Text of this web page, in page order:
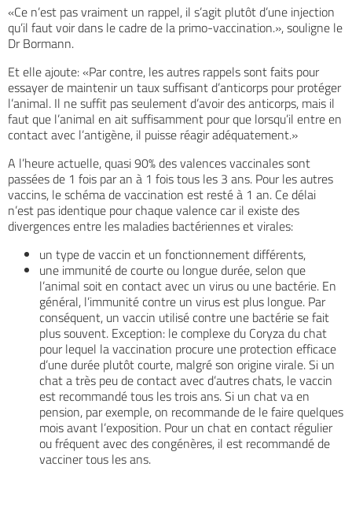
«Ce n’est pas vraiment un rappel, il s’agit plutôt d’une injection
qu’il faut voir dans le cadre de la primo-vaccination.», souligne le
Dr Bormann.
Et elle ajoute: «Par contre, les autres rappels sont faits pour
essayer de maintenir un taux suffisant d’anticorps pour protéger
l’animal. Il ne suffit pas seulement d’avoir des anticorps, mais il
faut que l’animal en ait suffisamment pour que lorsqu’il entre en
contact avec l’antigène, il puisse réagir adéquatement.»
A l’heure actuelle, quasi 90% des valences vaccinales sont
passées de 1 fois par an à 1 fois tous les 3 ans. Pour les autres
vaccins, le schéma de vaccination est resté à 1 an. Ce délai
n’est pas identique pour chaque valence car il existe des
divergences entre les maladies bactériennes et virales:
un type de vaccin et un fonctionnement différents,
une immunité de courte ou longue durée, selon que
l’animal soit en contact avec un virus ou une bactérie. En
général, l’immunité contre un virus est plus longue. Par
conséquent, un vaccin utilisé contre une bactérie se fait
plus souvent. Exception: le complexe du Coryza du chat
pour lequel la vaccination procure une protection efficace
d’une durée plutôt courte, malgré son origine virale. Si un
chat a très peu de contact avec d’autres chats, le vaccin
est recommandé tous les trois ans. Si un chat va en
pension, par exemple, on recommande de le faire quelques
mois avant l’exposition. Pour un chat en contact régulier
ou fréquent avec des congénères, il est recommandé de
vacciner tous les ans.